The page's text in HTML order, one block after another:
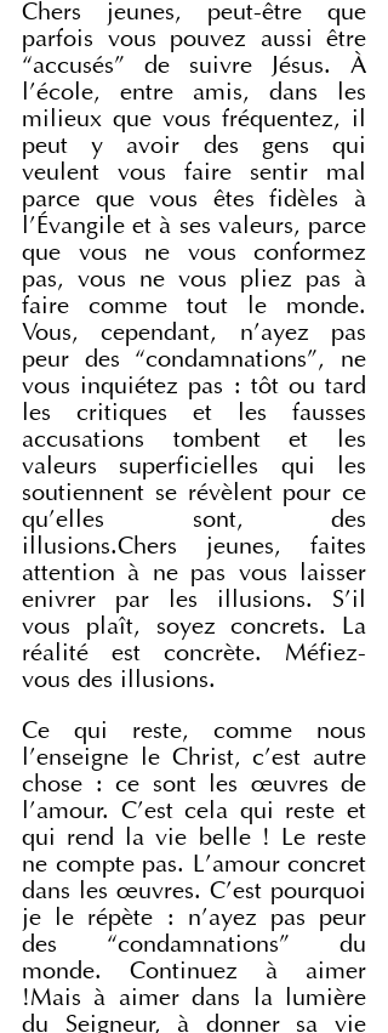
Chers jeunes, peut-être que
parfois vous pouvez aussi être
“accusés” de suivre Jésus. À
l’école, entre amis, dans les
milieux que vous fréquentez, il
peut y avoir des gens qui
veulent vous faire sentir mal
parce que vous êtes fidèles à
l’Évangile et à ses valeurs, parce
que vous ne vous conformez
pas, vous ne vous pliez pas à
faire comme tout le monde.
Vous, cependant, n’ayez pas
peur des “condamnations”, ne
vous inquiétez pas : tôt ou tard
les critiques et les fausses
accusations tombent et les
valeurs superficielles qui les
soutiennent se révèlent pour ce
qu’elles sont, des
illusions.Chers jeunes, faites
attention à ne pas vous laisser
enivrer par les illusions. S’il
vous plaît, soyez concrets. La
réalité est concrète. Méfiez-
vous des illusions.
Ce qui reste, comme nous
l’enseigne le Christ, c’est autre
chose : ce sont les œuvres de
l’amour. C’est cela qui reste et
qui rend la vie belle ! Le reste
ne compte pas. L’amour concret
dans les œuvres. C’est pourquoi
je le répète : n’ayez pas peur
des “condamnations” du
monde. Continuez à aimer
!Mais à aimer dans la lumière
du Seigneur, à donner sa vie